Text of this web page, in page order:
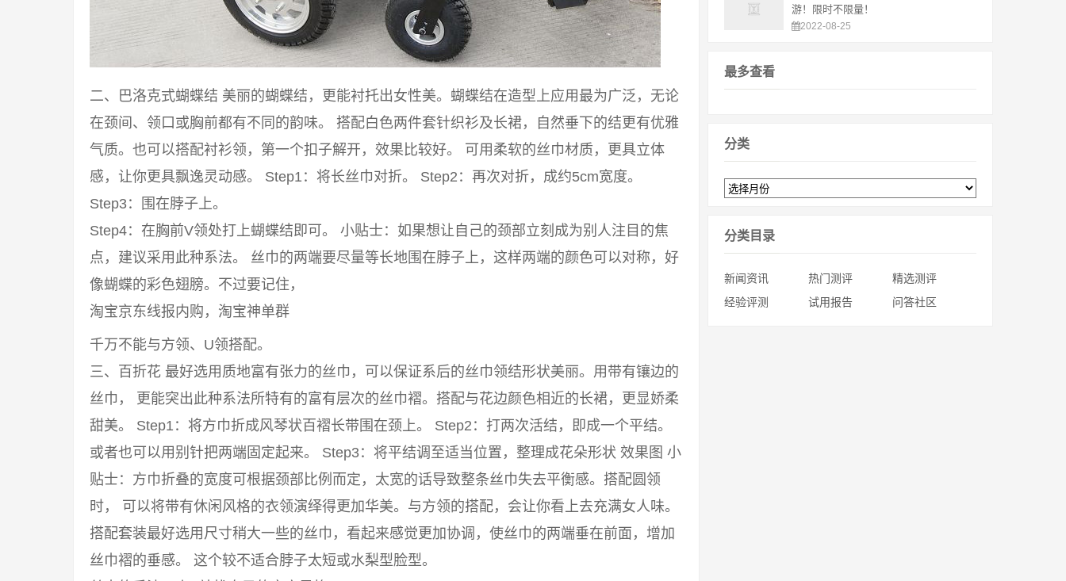
二、巴洛克式蝴蝶结 美丽的蝴蝶结，更能衬托出女性美。蝴蝶结在造型上应用最为广泛，无论
在颈间、领口或胸前都有不同的韵味。 搭配白色两件套针织衫及长裙，自然垂下的结更有优雅
气质。也可以搭配衬衫领，第一个扣子解开，效果比较好。 可用柔软的丝巾材质，更具立体
感，让你更具飘逸灵动感。 Step1：将长丝巾对折。 Step2：再次对折，成约5cm宽度。
Step3：围在脖子上。
Step4：在胸前V领处打上蝴蝶结即可。 小贴士：如果想让自己的颈部立刻成为别人注目的焦
点，建议采用此种系法。 丝巾的两端要尽量等长地围在脖子上，这样两端的颜色可以对称，好
像蝴蝶的彩色翅膀。不过要记住，
淘宝京东线报内购，淘宝神单群
千万不能与方领、U领搭配。
三、百折花 最好选用质地富有张力的丝巾，可以保证系后的丝巾领结形状美丽。用带有镶边的
丝巾， 更能突出此种系法所特有的富有层次的丝巾褶。搭配与花边颜色相近的长裙，更显娇柔
甜美。 Step1：将方巾折成风琴状百褶长带围在颈上。 Step2：打两次活结，即成一个平结。
或者也可以用别针把两端固定起来。 Step3：将平结调至适当位置，整理成花朵形状 效果图 小
贴士：方巾折叠的宽度可根据颈部比例而定，太宽的话导致整条丝巾失去平衡感。搭配圆领
时， 可以将带有休闲风格的衣领演绎得更加华美。与方领的搭配，会让你看上去充满女人味。
搭配套装最好选用尺寸稍大一些的丝巾，看起来感觉更加协调，使丝巾的两端垂在前面，增加
丝巾褶的垂感。 这个较不适合脖子太短或水梨型脸型。
游！限时不限量！
2022-08-25
最多查看
分类
分类目录
新闻资讯 热门测评
精选测评
经验评测
试用报告 问答社区